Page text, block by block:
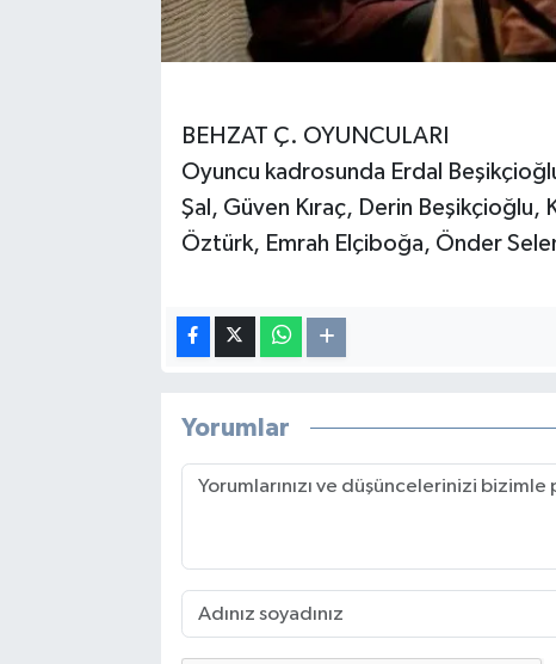
BEHZAT Ç. OYUNCULARI
Oyuncu kadrosunda Erdal
Şal, Güven Kıraç, Derin Beşikçioğlu,
Öztürk, Emrah Elçiboğa, Önder
Yorumlar